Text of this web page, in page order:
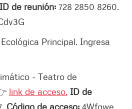
ID de reunión: 728 2850 8260.
Principal. Ingresa
- Teatro de
link de acceso. ID de
Código de acceso: 4Wfgwe.